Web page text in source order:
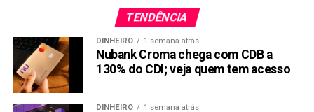
TENDÊNCIA
DINHEIRO 1 semana atrás
Nubank Croma chega com CDB a
130% do CDI; veja quem tem acesso
DINHEIRO 1 semana atrás